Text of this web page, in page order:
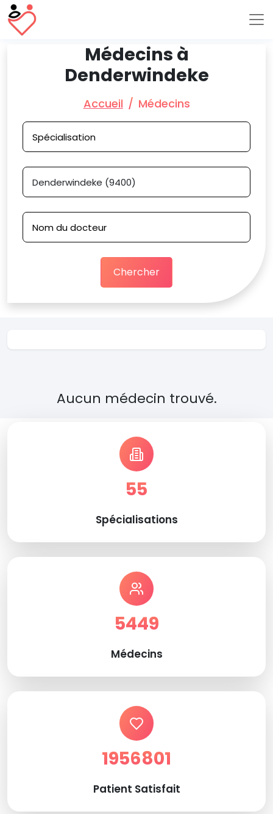
Médecins à
Denderwindeke
Accueil Médecins
Chercher
Aucun médecin trouvé.
55
Spécialisations
5449
Médecins
1956801
Patient Satisfait